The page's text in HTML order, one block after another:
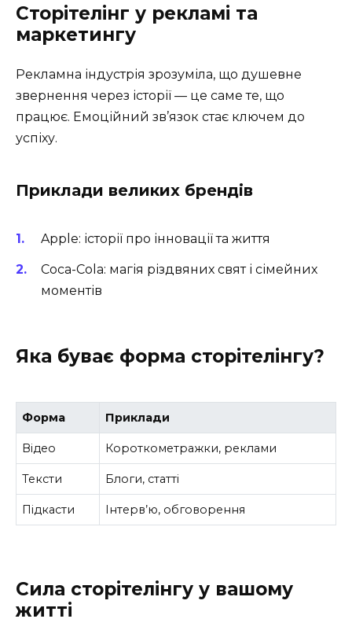
Сторітелінг у рекламі та
маркетингу
Рекламна індустрія зрозуміла, що душевне
звернення через історії — це саме те, що
працює. Емоційний зв’язок стає ключем до
успіху.
Приклади великих брендів
Apple: історії про інновації та життя
Coca-Cola: магія різдвяних свят і сімейних
моментів
Яка буває форма сторітелінгу?
Форма Приклади
Відео Короткометражки, реклами
Тексти Блоги, статті
Підкасти Інтерв’ю, обговорення
Сила сторітелінгу у вашому
житті